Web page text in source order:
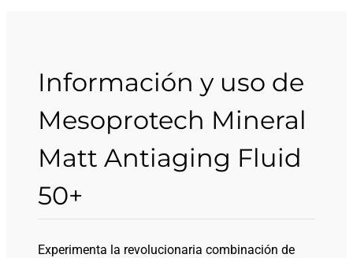
Información y uso de
Mesoprotech Mineral
Matt Antiaging Fluid
50+
Experimenta la revolucionaria combinación de